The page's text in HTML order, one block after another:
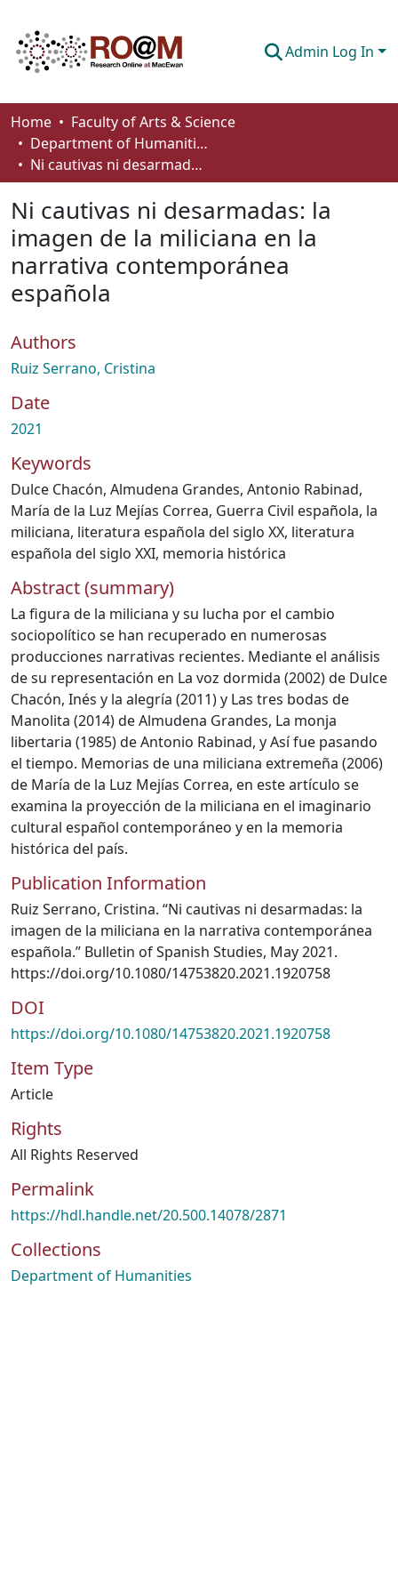
Admin Log In
Communities & Collections
Browse
About
How To Deposit
Home
Faculty of Arts & Science
Department of Humanities
Ni cautivas ni desarmadas: la imagen de la miliciana en la narrativa contemporánea española
Ni cautivas ni desarmadas: la
imagen de la miliciana en la
narrativa contemporánea
española
Authors
Ruiz Serrano, Cristina
Date
2021
Keywords
Dulce Chacón, Almudena Grandes, Antonio Rabinad,
María de la Luz Mejías Correa, Guerra Civil española, la
miliciana, literatura española del siglo XX, literatura
española del siglo XXI, memoria histórica
Abstract (summary)
La figura de la miliciana y su lucha por el cambio
sociopolítico se han recuperado en numerosas
producciones narrativas recientes. Mediante el análisis
de su representación en La voz dormida (2002) de Dulce
Chacón, Inés y la alegría (2011) y Las tres bodas de
Manolita (2014) de Almudena Grandes, La monja
libertaria (1985) de Antonio Rabinad, y Así fue pasando
el tiempo. Memorias de una miliciana extremeña (2006)
de María de la Luz Mejías Correa, en este artículo se
examina la proyección de la miliciana en el imaginario
cultural español contemporáneo y en la memoria
histórica del país.
Publication Information
Ruiz Serrano, Cristina. “Ni cautivas ni desarmadas: la
imagen de la miliciana en la narrativa contemporánea
española.” Bulletin of Spanish Studies, May 2021.
https://doi.org/10.1080/14753820.2021.1920758
DOI
https://doi.org/10.1080/14753820.2021.1920758
Item Type
Article
Rights
All Rights Reserved
Permalink
https://hdl.handle.net/20.500.14078/2871
Collections
Department of Humanities